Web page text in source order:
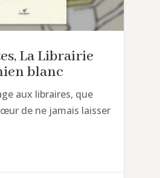
La Librairie
blanc
aux libraires, que
de ne jamais laisser